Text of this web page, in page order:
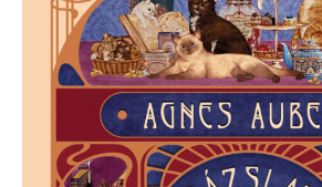
Aubert
varázslatos
macskamenhelye